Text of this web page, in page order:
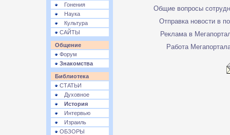
Гонения
Наука
Культура
САЙТЫ
Общение
Форум
Знакомства
Библиотека
СТАТЬИ
Духовное
История
Интервью
Израиль
ОБЗОРЫ
Общие вопросы
Отправка новости в
Реклама в
Работа